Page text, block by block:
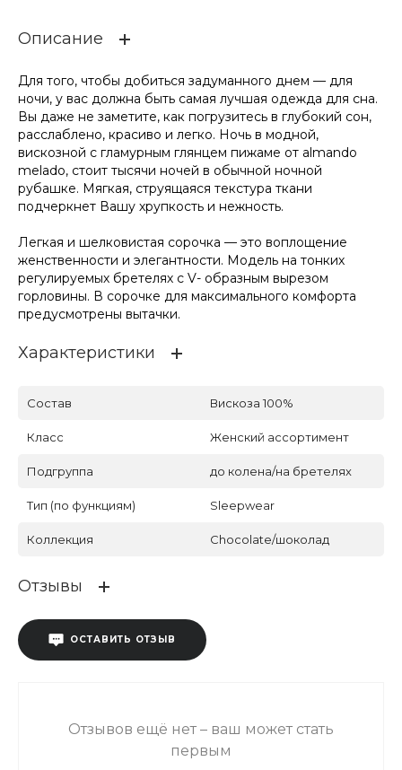
Описание
Для того, чтобы добиться задуманного днем — для
ночи, у вас должна быть самая лучшая одежда для сна.
Вы даже не заметите, как погрузитесь в глубокий сон,
расслаблено, красиво и легко. Ночь в модной,
вискозной с гламурным глянцем пижаме от almando
melado, стоит тысячи ночей в обычной ночной
рубашке. Мягкая, струящаяся текстура ткани
подчеркнет Вашу хрупкость и нежность.
Легкая и шелковистая сорочка — это воплощение
женственности и элегантности. Модель на тонких
регулируемых бретелях с V- образным вырезом
горловины. В сорочке для максимального комфорта
предусмотрены вытачки.
Характеристики
Состав Вискоза 100%
Класс Женский ассортимент
Подгруппа до колена/на бретелях
Тип (по функциям) Sleepwear
Коллекция Chocolate/шоколад
Отзывы
ОСТАВИТЬ ОТЗЫВ
Отзывов ещё нет – ваш может стать
первым